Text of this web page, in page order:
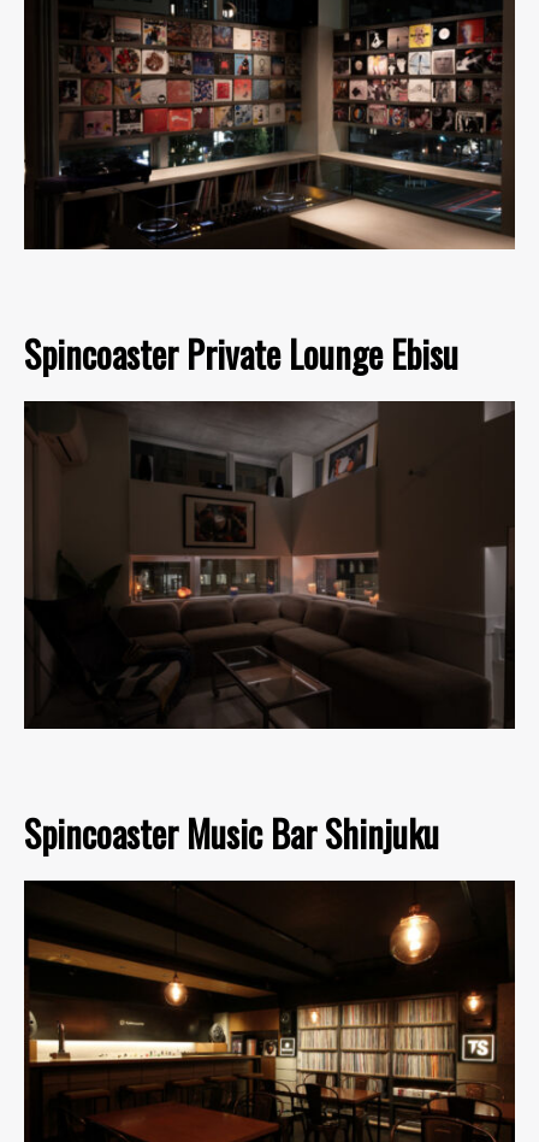
Spincoaster Private Lounge Ebisu
Spincoaster Music Bar Shinjuku